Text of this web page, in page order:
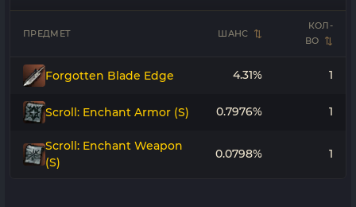
ПРЕДМЕТ ШАНС
КОЛ-
ВО
Forgotten Blade Edge 4.31% 1
Scroll: Enchant Armor (S) 0.7976% 1
Scroll: Enchant Weapon
(S)
0.0798% 1